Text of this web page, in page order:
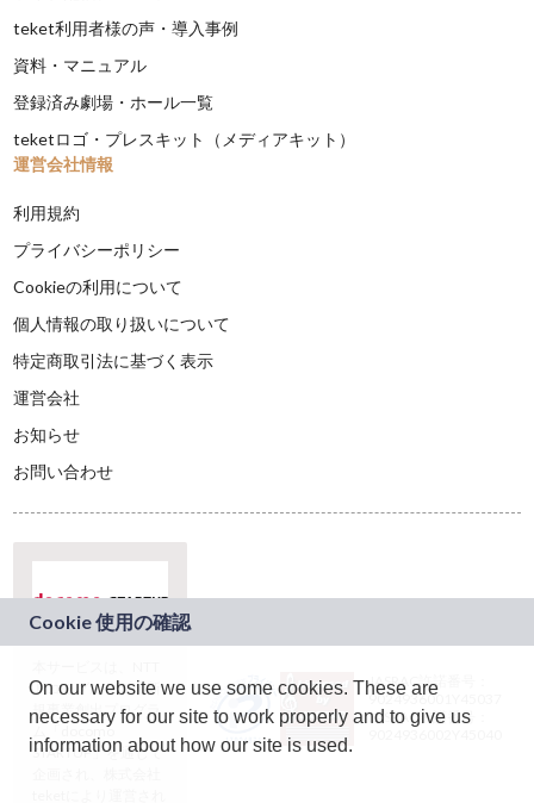
teket利用者様の声・導入事例
資料・マニュアル
登録済み劇場・ホール一覧
teketロゴ・プレスキット（メディアキット）
運営会社情報
利用規約
プライバシーポリシー
Cookieの利用について
個人情報の取り扱いについて
特定商取引法に基づく表示
運営会社
お知らせ
お問い合わせ
ドコモグループの新
規事業創出プログラ
ム「docomo
STARTUP」を通じて
JASRAC許諾番号：
9024936001Y45037
JASRAC許諾番号：
On our website we use some cookies. These are
necessary for our site to work properly and to give us
information about how our site is used.